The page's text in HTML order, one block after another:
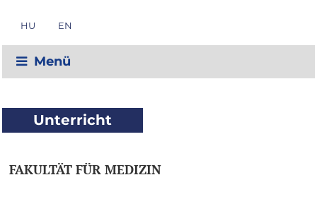
HU EN
Menü
Unterricht
FAKULTÄT FÜR MEDIZIN